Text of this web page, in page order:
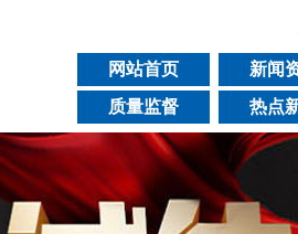
网站首页 新闻
质量监督
热点